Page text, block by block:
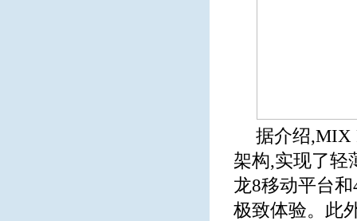
据介绍,MIX
架构,实现了轻
龙8移动平台
极致体验。此